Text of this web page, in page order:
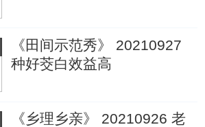
《田间示范秀》 20210927
种好茭白效益高
《乡理乡亲》 20210926 老